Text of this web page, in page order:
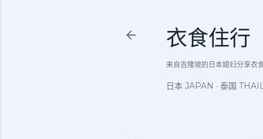
衣食住行
来自吉隆坡的日本媳妇分享
日本 JAPAN 泰国